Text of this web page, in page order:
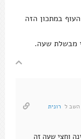
במתכון הזה
מבשלת שעה.
השב ל רונית
וחצי שעה זה